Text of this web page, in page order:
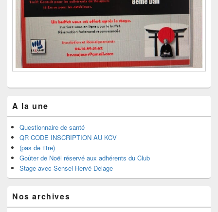
A la une
Questionnaire de santé
QR CODE INSCRIPTION AU KCV
(pas de titre)
Goûter de Noël réservé aux adhérents du Club
Stage avec Sensei Hervé Delage
Nos archives